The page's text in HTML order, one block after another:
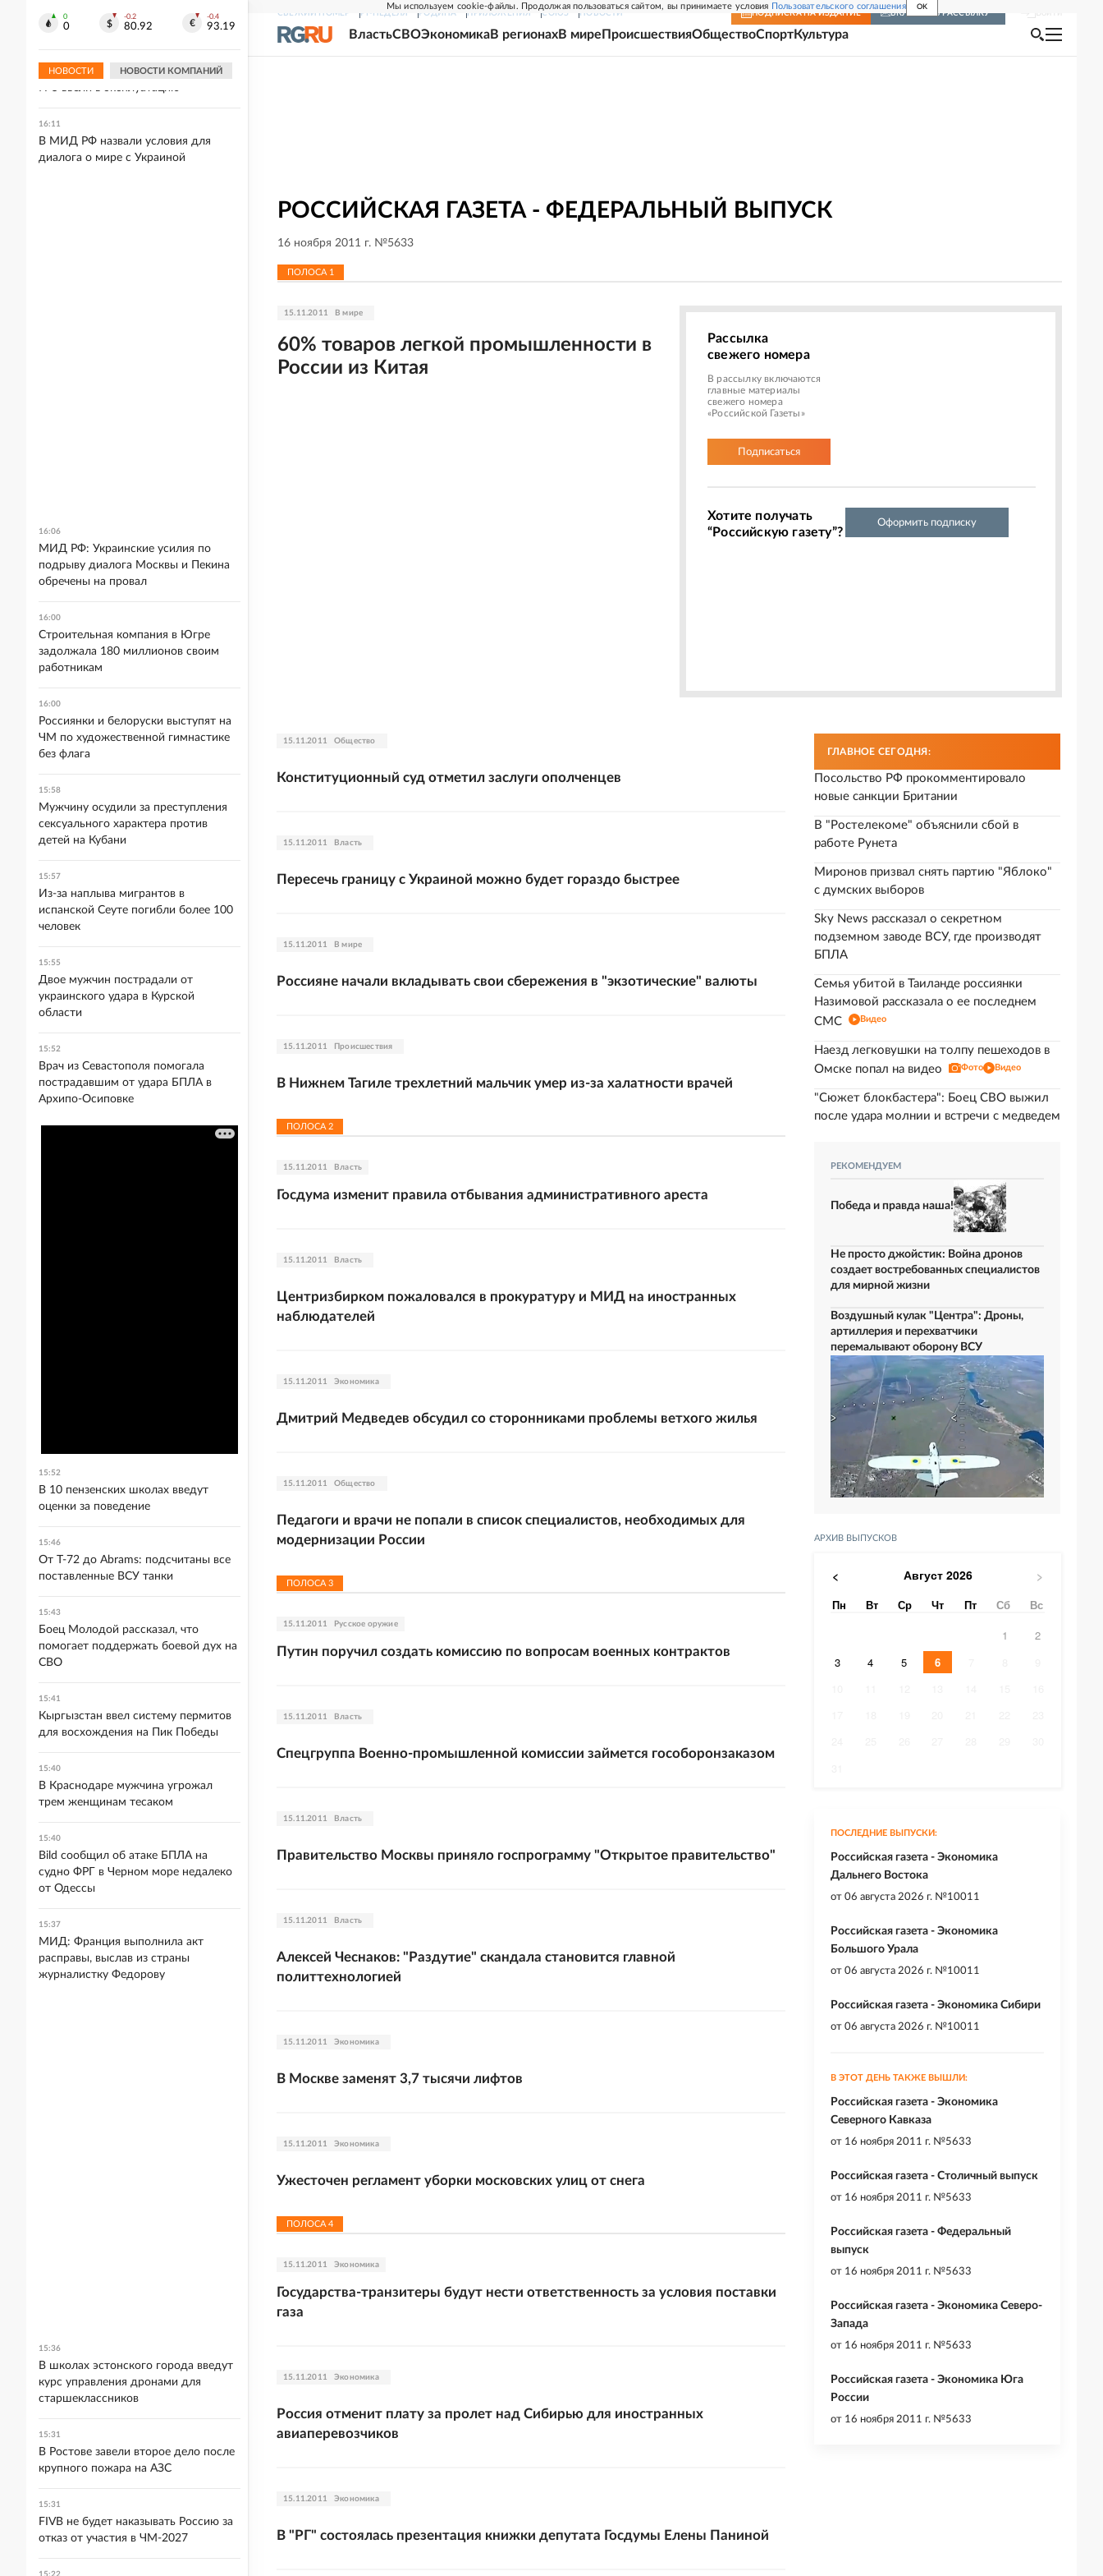
Мы используем cookie-файлы. Продолжая пользоваться сайтом, вы принимаете условия Пользовательского соглашения OK
СВЕЖИЙ НОМЕР РГ-НЕДЕЛЯ РОДИНА ПРИЛОЖЕНИЯ СОЮЗ НОВОСТИ ПОДПИСКА НА ИЗДАНИЕ ВКЛЮЧИТЬ РАССЫЛКУ
ВластьСВОЭкономикаВ регионахВ мире ПроисшествияОбществоСпортКультура
РОССИЙСКАЯ ГАЗЕТА - ФЕДЕРАЛЬНЫЙ ВЫПУСК
16 ноября 2011 г. №5633
ПОЛОСА 1
15.11.2011 В мире
60% товаров легкой промышленности в
России из Китая
Рассылка
свежего номера
В рассылку включаются
главные материалы
свежего номера
«Российской Газеты»
Подписаться
Хотите получать
“Российскую газету”?
Оформить подписку
15.11.2011 Общество
Конституционный суд отметил заслуги ополченцев
15.11.2011 Власть
Пересечь границу с Украиной можно будет гораздо быстрее
15.11.2011 В мире
Россияне начали вкладывать свои сбережения в "экзотические" валюты
15.11.2011 Происшествия
В Нижнем Тагиле трехлетний мальчик умер из-за халатности врачей
ПОЛОСА 2
15.11.2011 Власть
Госдума изменит правила отбывания административного ареста
15.11.2011 Власть
Центризбирком пожаловался в прокуратуру и МИД на иностранных
наблюдателей
15.11.2011 Экономика
Дмитрий Медведев обсудил со сторонниками проблемы ветхого жилья
15.11.2011 Общество
Педагоги и врачи не попали в список специалистов, необходимых для
модернизации России
ПОЛОСА 3
15.11.2011 Русское оружие
Путин поручил создать комиссию по вопросам военных контрактов
15.11.2011 Власть
Спецгруппа Военно-промышленной комиссии займется гособоронзаказом
15.11.2011 Власть
Правительство Москвы приняло госпрограмму "Открытое правительство"
15.11.2011 Власть
Алексей Чеснаков: "Раздутие" скандала становится главной
политтехнологией
15.11.2011 Экономика
В Москве заменят 3,7 тысячи лифтов
15.11.2011 Экономика
Ужесточен регламент уборки московских улиц от снега
ПОЛОСА 4
15.11.2011 Экономика
Государства-транзитеры будут нести ответственность за условия поставки
газа
15.11.2011 Экономика
Россия отменит плату за пролет над Сибирью для иностранных
авиаперевозчиков
15.11.2011 Экономика
В "РГ" состоялась презентация книжки депутата Госдумы Елены Паниной
ГЛАВНОЕ СЕГОДНЯ:
Посольство РФ прокомментировало
новые санкции Британии
В "Ростелекоме" объяснили сбой в
работе Рунета
Миронов призвал снять партию "Яблоко"
с думских выборов
Sky News рассказал о секретном
подземном заводе ВСУ, где производят
БПЛА
Семья убитой в Таиланде россиянки
Назимовой рассказала о ее последнем
СМС
Видео
Наезд легковушки на толпу пешеходов в
Омске попал на видео
Фото Видео
"Сюжет блокбастера": Боец СВО выжил
после удара молнии и встречи с медведем
РЕКОМЕНДУЕМ
Победа и правда наша!
Не просто джойстик: Война дронов
создает востребованных специалистов
для мирной жизни
Воздушный кулак "Центра": Дроны,
артиллерия и перехватчики
перемалывают оборону ВСУ
АРХИВ ВЫПУСКОВ
< Август 2026 >
Пн Вт Ср Чт Пт Сб
Вс
1
2
3
4 5 6
ПОСЛЕДНИЕ ВЫПУСКИ:
Российская газета - Экономика
Дальнего Востока
от 06 августа 2026 г. №10011
Российская газета - Экономика
Большого Урала
от 06 августа 2026 г. №10011
Российская газета - Экономика Сибири
от 06 августа 2026 г. №10011
В ЭТОТ ДЕНЬ ТАКЖЕ ВЫШЛИ:
Российская газета - Экономика
Северного Кавказа
от 16 ноября 2011 г. №5633
Российская газета - Столичный выпуск
от 16 ноября 2011 г. №5633
Российская газета - Федеральный
выпуск
от 16 ноября 2011 г. №5633
Российская газета - Экономика Северо-
Запада
от 16 ноября 2011 г. №5633
Российская газета - Экономика Юга
России
от 16 ноября 2011 г. №5633
0
0
-0.2
80.92
-0.4
93.19
НОВОСТИ НОВОСТИ КОМПАНИЙ
Чинизелли
"Роскосмос": Спутник "Электро-Л"
№5 ввели в эксплуатацию
16:11
В МИД РФ назвали условия для
диалога о мире с Украиной
16:06
МИД РФ: Украинские усилия по
подрыву диалога Москвы и Пекина
обречены на провал
16:00
Строительная компания в Югре
задолжала 180 миллионов своим
работникам
16:00
Россиянки и белоруски выступят на
ЧМ по художественной гимнастике
без флага
15:58
Мужчину осудили за преступления
сексуального характера против
детей на Кубани
15:57
Из-за наплыва мигрантов в
испанской Сеуте погибли более 100
человек
15:55
Двое мужчин пострадали от
украинского удара в Курской
области
15:52
Врач из Севастополя помогала
пострадавшим от удара БПЛА в
Архипо-Осиповке
15:52
В 10 пензенских школах введут
оценки за поведение
15:46
От Т-72 до Abrams: подсчитаны все
поставленные ВСУ танки
15:43
Боец Молодой рассказал, что
помогает поддержать боевой дух на
СВО
15:41
Кыргызстан ввел систему пермитов
для восхождения на Пик Победы
15:40
В Краснодаре мужчина угрожал
трем женщинам тесаком
15:40
Bild сообщил об атаке БПЛА на
судно ФРГ в Черном море недалеко
от Одессы
15:37
МИД: Франция выполнила акт
расправы, выслав из страны
журналистку Федорову
15:36
В школах эстонского города введут
курс управления дронами для
старшеклассников
15:31
В Ростове завели второе дело после
крупного пожара на АЗС
15:31
FIVB не будет наказывать Россию за
отказ от участия в ЧМ-2027
15:22